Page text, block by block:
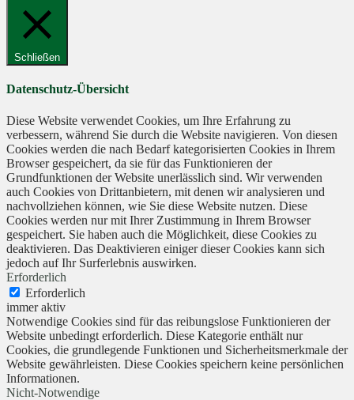
Schließen
Datenschutz-Übersicht
Diese Website verwendet Cookies, um Ihre Erfahrung zu
verbessern, während Sie durch die Website navigieren. Von diesen
Cookies werden die nach Bedarf kategorisierten Cookies in Ihrem
Browser gespeichert, da sie für das Funktionieren der
Grundfunktionen der Website unerlässlich sind. Wir verwenden
auch Cookies von Drittanbietern, mit denen wir analysieren und
nachvollziehen können, wie Sie diese Website nutzen. Diese
Cookies werden nur mit Ihrer Zustimmung in Ihrem Browser
gespeichert. Sie haben auch die Möglichkeit, diese Cookies zu
deaktivieren. Das Deaktivieren einiger dieser Cookies kann sich
jedoch auf Ihr Surferlebnis auswirken.
Erforderlich
Erforderlich
immer aktiv
Notwendige Cookies sind für das reibungslose Funktionieren der
Website unbedingt erforderlich. Diese Kategorie enthält nur
Cookies, die grundlegende Funktionen und Sicherheitsmerkmale der
Website gewährleisten. Diese Cookies speichern keine persönlichen
Informationen.
Nicht-Notwendige